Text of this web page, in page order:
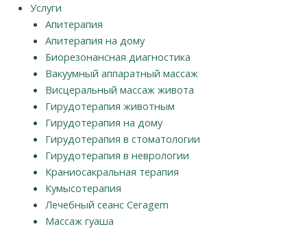
Услуги
Апитерапия
Апитерапия на дому
Биорезонансная диагностика
Вакуумный аппаратный массаж
Висцеральный массаж живота
Гирудотерапия животным
Гирудотерапия на дому
Гирудотерапия в стоматологии
Гирудотерапия в неврологии
Краниосакральная терапия
Кумысотерапия
Лечебный сеанс Ceragem
Массаж гуаша